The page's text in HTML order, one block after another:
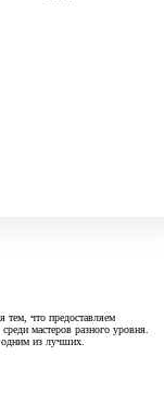
что предоставляем
мастеров разного уровня.
из лучших.